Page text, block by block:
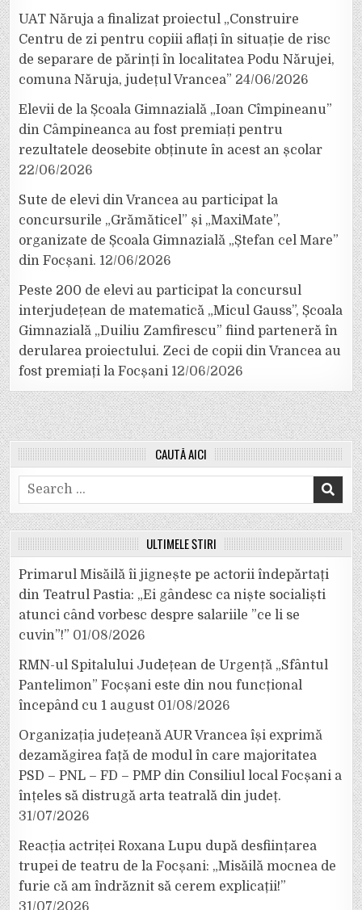
UAT Năruja a finalizat proiectul „Construire
Centru de zi pentru copiii aflați în situație de risc
de separare de părinți în localitatea Podu Nărujei,
comuna Năruja, județul Vrancea” 24/06/2026
Elevii de la Școala Gimnazială „Ioan Cîmpineanu”
din Câmpineanca au fost premiați pentru
rezultatele deosebite obținute în acest an școlar
22/06/2026
Sute de elevi din Vrancea au participat la
concursurile „Grămăticel” și „MaxiMate”,
organizate de Școala Gimnazială „Ștefan cel Mare”
din Focșani. 12/06/2026
Peste 200 de elevi au participat la concursul
interjudețean de matematică „Micul Gauss”, Școala
Gimnazială „Duiliu Zamfirescu” fiind parteneră în
derularea proiectului. Zeci de copii din Vrancea au
fost premiați la Focșani 12/06/2026
CAUTĂ AICI
Search
for:
ULTIMELE ȘTIRI
Primarul Misăilă îi jignește pe actorii îndepărtați
din Teatrul Pastia: „Ei gândesc ca niște socialiști
atunci când vorbesc despre salariile ”ce li se
cuvin”!” 01/08/2026
RMN-ul Spitalului Județean de Urgență „Sfântul
Pantelimon” Focșani este din nou funcțional
începând cu 1 august 01/08/2026
Organizația județeană AUR Vrancea își exprimă
dezamăgirea față de modul în care majoritatea
PSD – PNL – FD – PMP din Consiliul local Focșani a
înțeles să distrugă arta teatrală din județ.
31/07/2026
Reacția actriței Roxana Lupu după desființarea
trupei de teatru de la Focșani: „Misăilă mocnea de
furie că am îndrăznit să cerem explicații!”
31/07/2026